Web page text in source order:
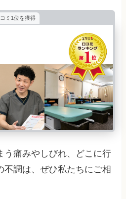
ミ1位を獲得
う痛みやしびれ、どこに行
不調は、ぜひ私たちにご相